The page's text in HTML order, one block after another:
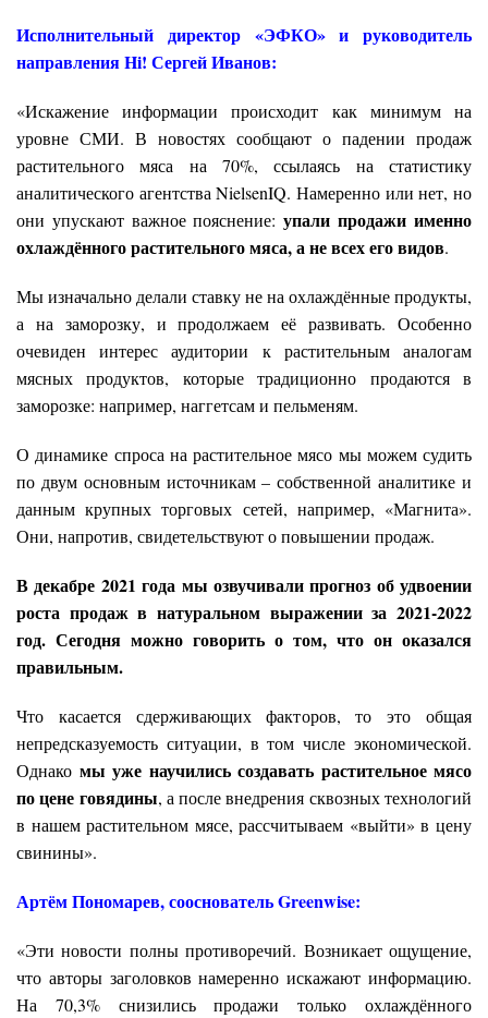
Исполнительный директор «ЭФКО» и руководитель
направления Hi! Сергей Иванов:
«Искажение информации происходит как минимум на
уровне СМИ. В новостях сообщают о падении продаж
растительного мяса на 70%, ссылаясь на статистику
аналитического агентства NielsenIQ. Намеренно или нет, но
они упускают важное пояснение:упали продажи именно
охлаждённого растительного мяса, а не всех его видов.
Мы изначально делали ставку не на охлаждённые продукты,
а на заморозку, и продолжаем её развивать. Особенно
очевиден интерес аудитории к растительным аналогам
мясных продуктов, которые традиционно продаются в
заморозке: например, наггетсам и пельменям.
О динамике спроса на растительное мясо мы можем судить
по двум основным источникам – собственной аналитике и
данным крупных торговых сетей, например, «Магнита».
Они, напротив, свидетельствуют о повышении продаж.
В декабре 2021 года мы озвучивали прогноз об удвоении
роста продаж в натуральном выражении за 2021-2022
год. Сегодня можно говорить о том, что он оказался
правильным.
Что касается сдерживающих факторов, то это общая
непредсказуемость ситуации, в том числе экономической.
Однако мы уже научились создавать растительное мясо
по цене говядины, а после внедрения сквозных технологий
в нашем растительном мясе, рассчитываем «выйти» в цену
свинины».
Артём Пономарев, сооснователь Greenwise:
«Эти новости полны противоречий. Возникает ощущение,
что авторы заголовков намеренно искажают информацию.
На 70,3% снизились продажи только охлаждённого